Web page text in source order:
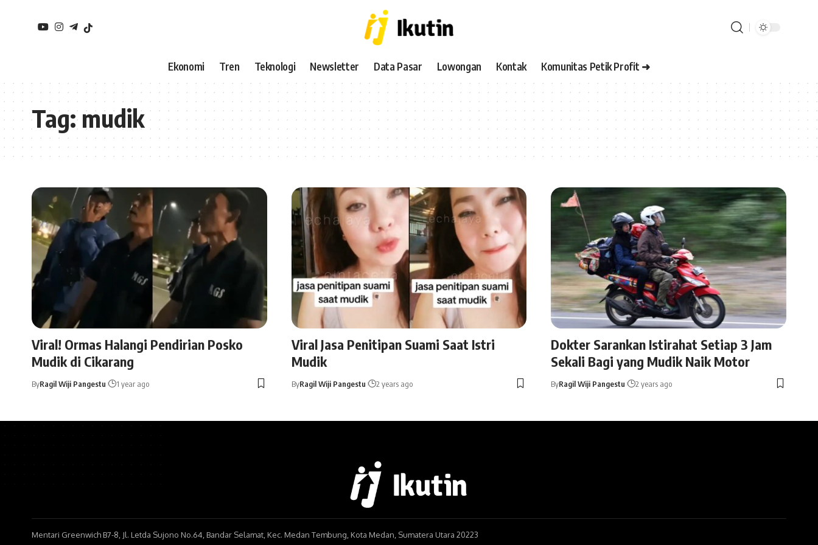
Ekonomi Tren Teknologi Newsletter Data Pasar Lowongan Kontak Komunitas Petik Profit ➜
Tag:mudik
Viral! Ormas Halangi Pendirian Posko
Mudik di Cikarang
ByRagil Wiji Pangestu 1 year ago
Viral Jasa Penitipan Suami Saat Istri
Mudik
ByRagil Wiji Pangestu 2 years ago
Dokter Sarankan Istirahat Setiap 3 Jam
Sekali Bagi yang Mudik Naik Motor
ByRagil Wiji Pangestu 2 years ago
Mentari Greenwich B7-8, Jl. Letda Sujono No.64, Bandar Selamat, Kec. Medan Tembung, Kota Medan, Sumatera Utara 20223